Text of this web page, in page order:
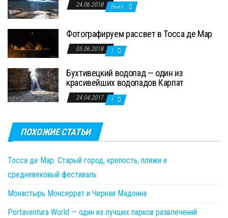
24.06.2018 Выкл.
Фотографируем рассвет в Тосса де Мар
05.06.2018 1
Бухтивецкий водопад — один из
красивейших водопадов Карпат
24.04.2017 1
ПОХОЖИЕ СТАТЬИ
Тосса де Мар. Старый город, крепость, пляжи и
средневековый фестиваль
Монастырь Монсеррат и Черная Мадонна
Portaventura World — один из лучших парков развлечений